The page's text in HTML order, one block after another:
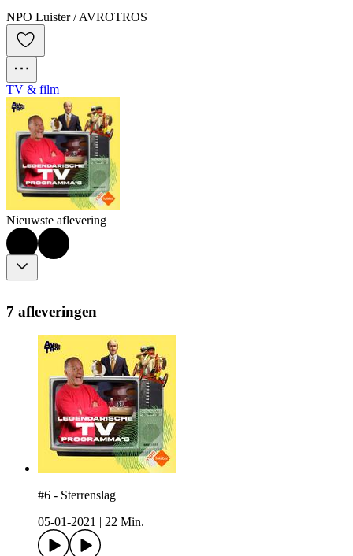
NPO Luister / AVROTROS
TV & film
Nieuwste aflevering
7 afleveringen
#6 - Sterrenslag
05-01-2021
22 Min.